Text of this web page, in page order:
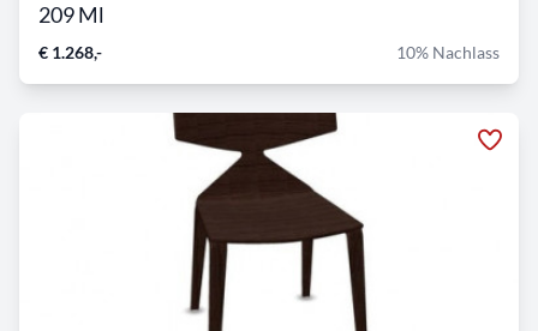
209 Ml
€ 1.268,- 10% Nachlass